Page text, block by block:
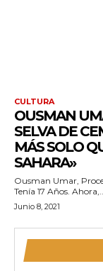
CULTURA
OUSMAN
SELVA DE
MÁS SOLO
SAHARA»
Ousman Umar,
Tenía 17 Años. Ahora,...
Junio 8, 2021